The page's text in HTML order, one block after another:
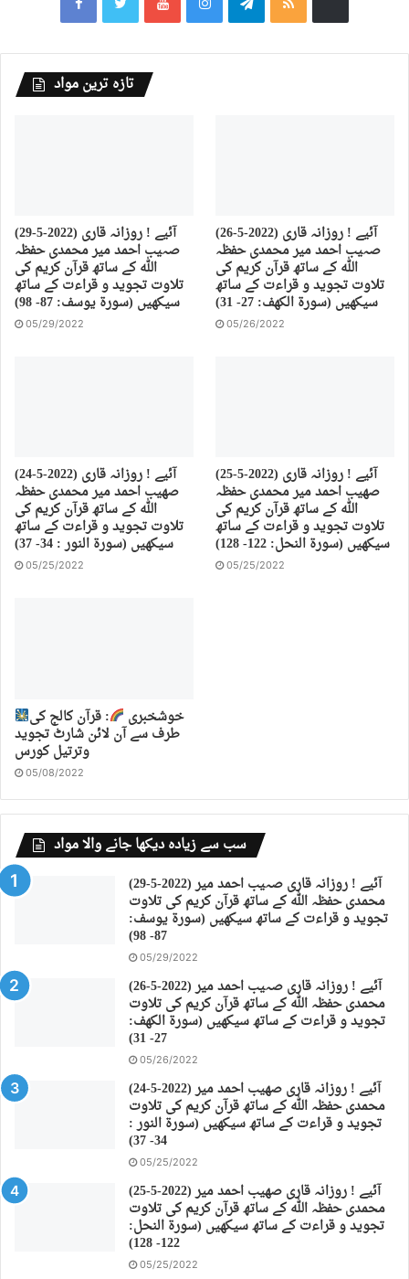
تازہ ترین مواد
(29-5-2022) آئیے ! روزانہ قاری
صہیب احمد میر محمدی حفظہ
اللہ کے ساتھ قرآن کریم کی
تلاوت تجوید و قراءت کے ساتھ
سیکھیں (سورة يوسف: 87- 98)
05/29/2022
(26-5-2022) آئیے ! روزانہ قاری
صہیب احمد میر محمدی حفظہ
اللہ کے ساتھ قرآن کریم کی
تلاوت تجوید و قراءت کے ساتھ
سیکھیں (سورة الكهف: 27- 31)
05/26/2022
(24-5-2022) آئیے ! روزانہ قاری
صهیب احمد میر محمدی حفظہ
اللہ کے ساتھ قرآن کریم کی
تلاوت تجوید و قراءت کے ساتھ
سیکھیں (سورة النور : 34- 37)
05/25/2022
(25-5-2022) آئیے ! روزانہ قاری
صهیب احمد میر محمدی حفظہ
اللہ کے ساتھ قرآن کریم کی
تلاوت تجوید و قراءت کے ساتھ
سیکھیں (سورة النحل: 122- 128)
05/25/2022
خوشخبری : قرآن کالج کی
طرف سے آن لائن شارٹ تجوید
وترتیل کورس
05/08/2022
سب سے زیادہ دیکھا جانے والا مواد
(29-5-2022) آئیے ! روزانہ قاری صہیب احمد میر
محمدی حفظہ اللہ کے ساتھ قرآن کریم کی تلاوت
تجوید و قراءت کے ساتھ سیکھیں (سورة يوسف:
87- 98)
05/29/2022
(26-5-2022) آئیے ! روزانہ قاری صہیب احمد میر
محمدی حفظہ اللہ کے ساتھ قرآن کریم کی تلاوت
تجوید و قراءت کے ساتھ سیکھیں (سورة الكهف:
27- 31)
05/26/2022
(24-5-2022) آئیے ! روزانہ قاری صهیب احمد میر
محمدی حفظہ اللہ کے ساتھ قرآن کریم کی تلاوت
تجوید و قراءت کے ساتھ سیکھیں (سورة النور :
34- 37)
05/25/2022
(25-5-2022) آئیے ! روزانہ قاری صهیب احمد میر
محمدی حفظہ اللہ کے ساتھ قرآن کریم کی تلاوت
تجوید و قراءت کے ساتھ سیکھیں (سورة النحل:
122- 128)
05/25/2022